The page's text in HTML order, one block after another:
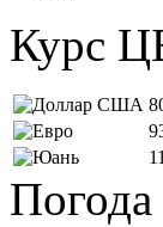
Курс
Погода